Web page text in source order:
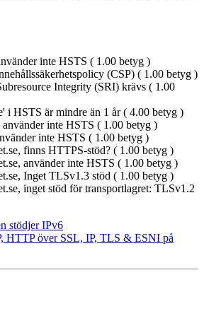
inte HSTS ( 1.00 betyg )
(CSP) ( 1.00 betyg )
Integrity (SRI) krävs ( 1.00
i HSTS är mindre än 1 år ( 4.00 betyg )
inte HSTS ( 1.00 betyg )
inte HSTS ( 1.00 betyg )
finns HTTPS-stöd? ( 1.00 betyg )
använder inte HSTS ( 1.00 betyg )
Inget TLSv1.3 stöd ( 1.00 betyg )
inget stöd för transportlagret: TLSv1.2
stödjer IPv6
HTTP över SSL, IP, TLS & ESNI på